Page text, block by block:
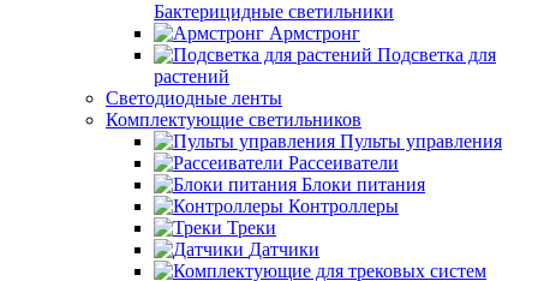
Бактерицидные светильники
Армстронг
Подсветка для
растений
Светодиодные ленты
Комплектующие светильников
Пульты управления
Рассеиватели
Блоки питания
Контроллеры
Треки
Датчики